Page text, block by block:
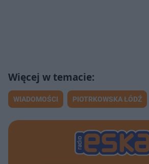
WIADOMOŚCI PIOTRKOWSKA ŁÓDŹ